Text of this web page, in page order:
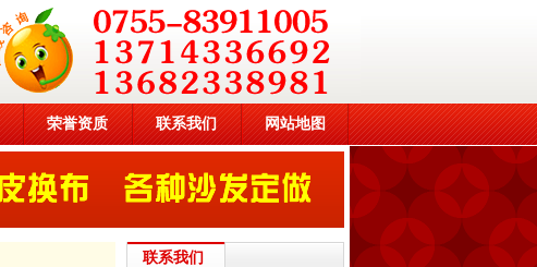
荣誉资质 联系我们 网站地图
联系我们